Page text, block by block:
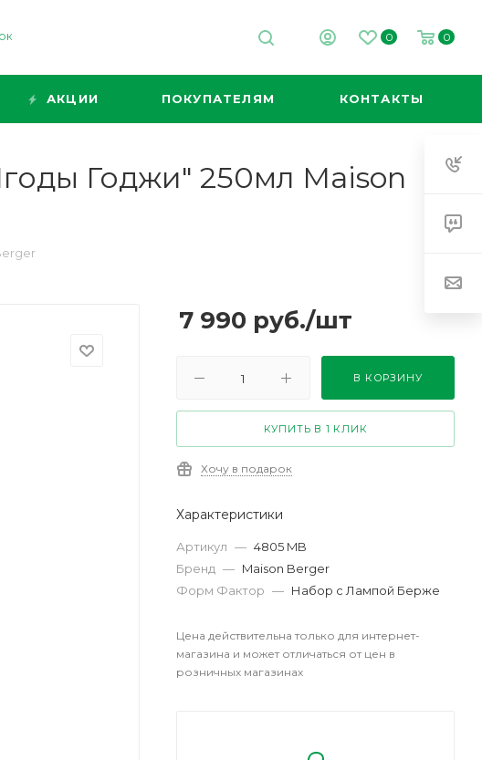
0 0
АКЦИИ ПОКУПАТЕЛЯМ КОНТАКТЫ
Годжи" 250мл Maison
7 990 руб./шт
В КОРЗИНУ
КУПИТЬ В 1 КЛИК
Хочу в подарок
Характеристики
Артикул — 4805 MB
Бренд — Maison Berger
Форм Фактор — Набор с Лампой Берже
Цена действительна только для интернет-
магазина и может отличаться от цен в
розничных магазинах